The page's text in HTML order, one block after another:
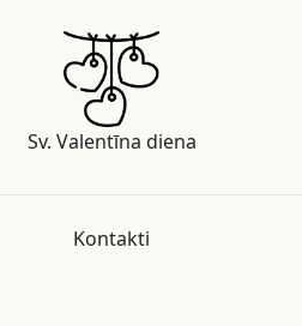
Sv. Valentīna diena
Kontakti